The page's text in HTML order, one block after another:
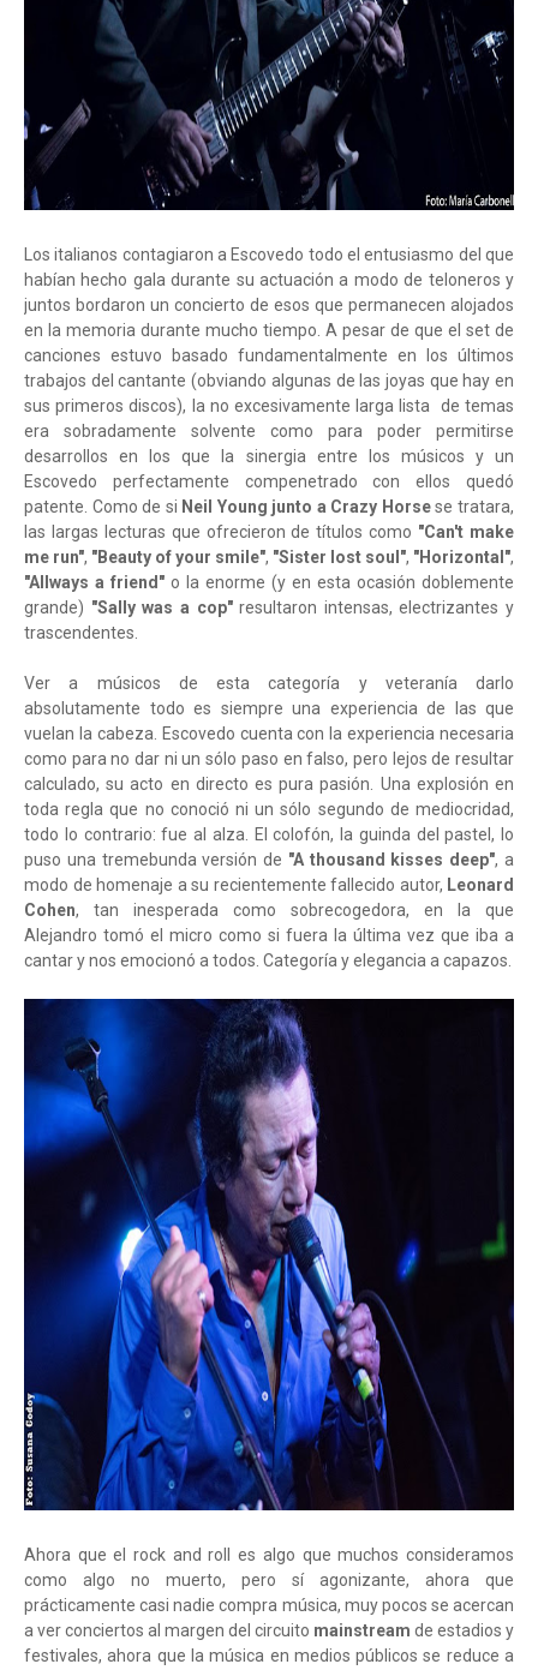
Los italianos contagiaron a Escovedo todo el entusiasmo del que
habían hecho gala durante su actuación a modo de teloneros y
juntos bordaron un concierto de esos que permanecen alojados
en la memoria durante mucho tiempo. A pesar de que el set de
canciones estuvo basado fundamentalmente en los últimos
trabajos del cantante (obviando algunas de las joyas que hay en
sus primeros discos), la no excesivamente larga lista de temas
era sobradamente solvente como para poder permitirse
desarrollos en los que la sinergia entre los músicos y un
Escovedo perfectamente compenetrado con ellos quedó
patente. Como de si Neil Young junto a Crazy Horsese tratara,
las largas lecturas que ofrecieron de títulos como "Can't make
me run", "Beauty of your smile", "Sister lost soul", "Horizontal",
"Allways a friend" o la enorme (y en esta ocasión doblemente
grande) "Sally was a cop"resultaron intensas, electrizantes y
trascendentes.
Ver a músicos de esta categoría y veteranía darlo
absolutamente todo es siempre una experiencia de las que
vuelan la cabeza. Escovedo cuenta con la experiencia necesaria
como para no dar ni un sólo paso en falso, pero lejos de resultar
calculado, su acto en directo es pura pasión. Una explosión en
toda regla que no conoció ni un sólo segundo de mediocridad,
todo lo contrario: fue al alza. El colofón, la guinda del pastel, lo
puso una tremebunda versión de "A thousand kisses deep", a
modo de homenaje a su recientemente fallecido autor, Leonard
Cohen, tan inesperada como sobrecogedora, en la que
Alejandro tomó el micro como si fuera la última vez que iba a
cantar y nos emocionó a todos. Categoría y elegancia a capazos.
Ahora que el rock and roll es algo que muchos consideramos
como algo no muerto, pero sí agonizante, ahora que
prácticamente casi nadie compra música, muy pocos se acercan
a ver conciertos al margen del circuito mainstream de estadios y
festivales, ahora que la música en medios públicos se reduce a